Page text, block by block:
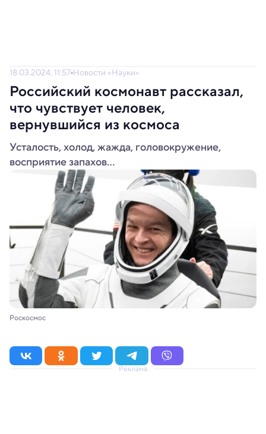
18.03.2024, 11:57 Новости «Науки»
Российский космонавт рассказал,
что чувствует человек,
вернувшийся из космоса
Усталость, холод, жажда, головокружение,
восприятие запахов...
Роскосмос
Реклама